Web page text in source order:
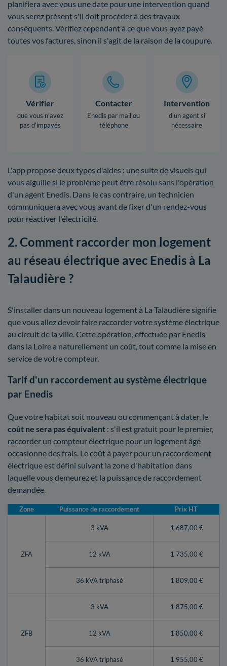
planifiera avec vous une date pour une intervention quand
vous serez présent s'il doit procéder à des travaux
conséquents. Vérifiez cependant à ce que vous ayez payé
toutes vos factures, sinon il s'agit de la raison de la coupure.
Vérifier
que vous n’avez
pas d’impayés
Contacter
Enedis par mail ou
téléphone
Intervention
d’un agent si
nécessaire
L'app propose deux types d'aides : une suite de visuels qui
vous aiguille si le problème peut être résolu sans l'opération
d'un agent Enedis. Dans le cas contraire, un technicien
communiquera avec vous avant de fixer d'un rendez-vous
pour réactiver l'électricité.
2. Comment raccorder mon logement
au réseau électrique avec Enedis à La
Talaudière ?
S'installer dans un nouveau logement à La Talaudière signifie
que vous allez devoir faire raccorder votre système électrique
au circuit de la ville. Cette opération, effectuée par Enedis
dans la Loire a naturellement un coût, tout comme la mise en
service de votre compteur.
Tarif d'un raccordement au système électrique
par Enedis
Que votre habitat soit nouveau ou commençant à dater, le
coût ne sera pas équivalent : s'il est gratuit pour le premier,
raccorder un compteur électrique pour un logement âgé
occasionne des frais. Le coût à payer pour un raccordement
électrique est défini suivant la zone d'habitation dans
laquelle vous demeurez et la puissance de raccordement
demandée.
Zone Puissance de raccordement Prix HT
ZFA
3 kVA 1 687,00 €
12 kVA 1 735,00 €
36 kVA triphasé 1 809,00 €
ZFB
3 kVA 1 875,00 €
12 kVA 1 850,00 €
36 kVA triphasé 1 955,00 €